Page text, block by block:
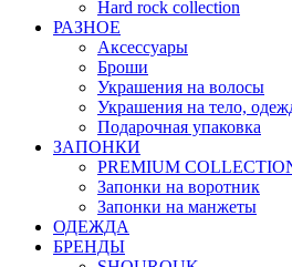
Hard rock collection
РАЗНОЕ
Аксессуары
Броши
Украшения на волосы
Украшения на тело,
Подарочная упаковка
ЗАПОНКИ
PREMIUM
Запонки на воротник
Запонки на манжеты
ОДЕЖДА
БРЕНДЫ